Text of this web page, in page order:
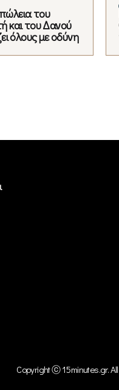
του
και του Δανού
όλους με οδύνη
Copyright ⓒ 15minutes.gr.